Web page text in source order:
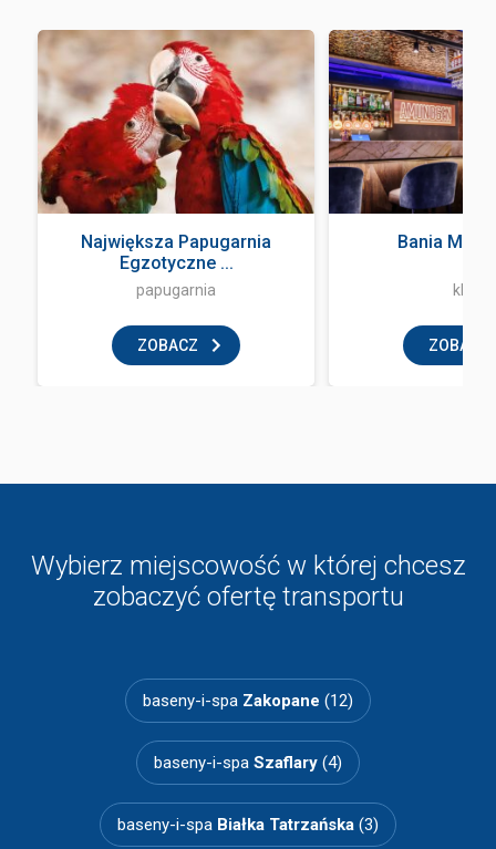
Największa Papugarnia
Egzotyczne ...
papugarnia
ZOBACZ
Bania
klub
ZOBACZ
Wybierz miejscowość w której chcesz
zobaczyć ofertę transportu
baseny-i-spa Zakopane (12)
baseny-i-spa Szaflary (4)
baseny-i-spa Białka Tatrzańska (3)